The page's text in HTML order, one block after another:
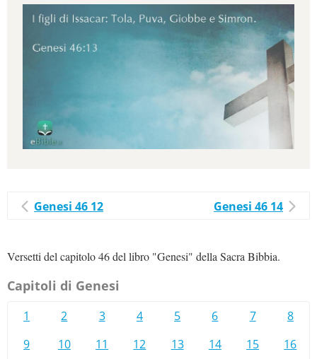
Genesi 46 12 Genesi 46 14
Versetti del capitolo 46 del libro "Genesi" della Sacra Bibbia.
Capitoli di Genesi
1 2 3 4 5 6 7
8
9
10 11 12 13 14 15
16